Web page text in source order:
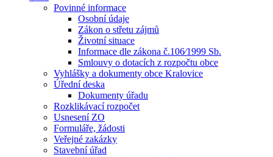
Povinné informace
Osobní údaje
Zákon o střetu zájmů
Životní situace
Informace dle zákona č.106⁄1999 Sb.
Smlouvy o dotacích z rozpočtu obce
Vyhlášky a dokumenty obce Kralovice
Úřední deska
Dokumenty úřadu
Rozklikávací rozpočet
Usnesení ZO
Formuláře, žádosti
Veřejné zakázky
Stavební úřad